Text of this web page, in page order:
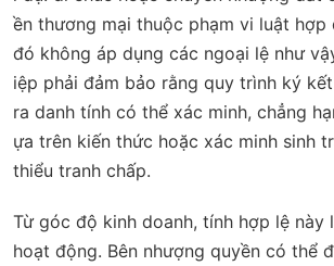
ền thương mại thuộc phạm vi luật hợp
đó không áp dụng các ngoại lệ như
iệp phải đảm bảo rằng quy trình ký
ra danh tính có thể xác minh, chẳng
ựa trên kiến thức hoặc xác minh sinh
thiểu tranh chấp.
Từ góc độ kinh doanh, tính hợp lệ này
hoạt động. Bên nhượng quyền có thể